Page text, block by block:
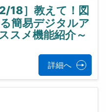
2/18］教えて！図
簡易デジタルア
スメ機能紹介～
詳細へ